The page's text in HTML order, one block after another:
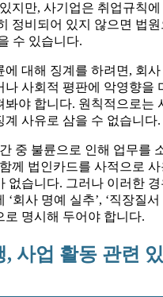
지만, 사기업은 취업규칙
정비되어 있지 않으면 법원
수 있습니다.
에 대해 징계를 하려면, 회사
사회적 평판에 악영향을
봐야 합니다. 원칙적으로는
계 사유로 삼을 수 없습니다.
중 불륜으로 인해 업무를
께 법인카드를 사적으로
없습니다. 그러나 이러한
‘회사 명예 실추’, ‘직장질서
로 명시해 두어야 합니다.
, 사업 활동 관련